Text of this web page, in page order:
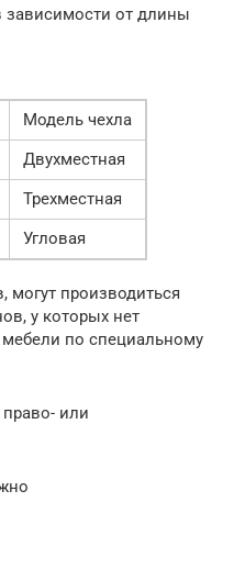
зависимости от длины
Модель чехла
Двухместная
Трехместная
Угловая
могут производиться
у которых нет
по специальному
или